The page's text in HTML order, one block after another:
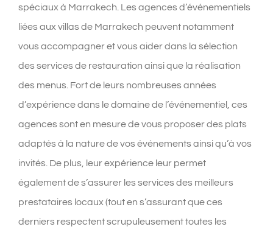
spéciaux à Marrakech. Les agences d’événementiels
liées aux villas de Marrakech peuvent notamment
vous accompagner et vous aider dans la sélection
des services de restauration ainsi que la réalisation
des menus. Fort de leurs nombreuses années
d’expérience dans le domaine de l’événementiel, ces
agences sont en mesure de vous proposer des plats
adaptés à la nature de vos événements ainsi qu’à vos
invités. De plus, leur expérience leur permet
également de s’assurer les services des meilleurs
prestataires locaux (tout en s’assurant que ces
derniers respectent scrupuleusement toutes les